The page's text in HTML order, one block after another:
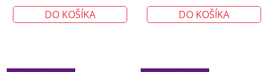
DO KOŠÍKA DO KOŠÍKA